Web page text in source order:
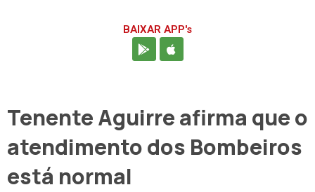
BAIXAR APP's
Tenente Aguirre afirma que o
atendimento dos Bombeiros
está normal